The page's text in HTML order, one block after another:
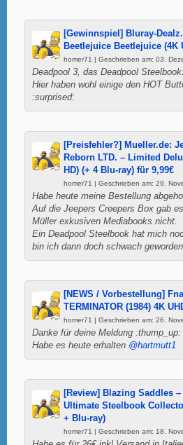
[Gewinnspiel] Bluray-
Beetlejuice Beetlejuice (4K
homer71 | Geschrieben am: 03.
Deadpool 3, das Deadpool Steelbook.
Hier haben wohl einige den HOT
:surprised:
[Preisfehler?] Mueller.de:
Reborn LTD. – Limited
HD) (+ 4 Blu-ray) für 9,99€
homer71 | Geschrieben am: 29.
Habe heute meine Bestellung
Auf die Jeepers Creepers Box gab
Müller exkusiven Mediabooks nicht.
Ein Deadpool Steelbook hat mich
bin ich dann doch schwach geworden.
[NEWS / Vorbestellung]
TERMINATOR (1984) 4K
homer71 | Geschrieben am: 26.
Danke für deine Meldung :thump_up:
Habe es heute erhalten @hartmutt1
[Review] Blazing Saddles
Ultimate Steelbook
+ Blu-ray)
homer71 | Geschrieben am: 18.